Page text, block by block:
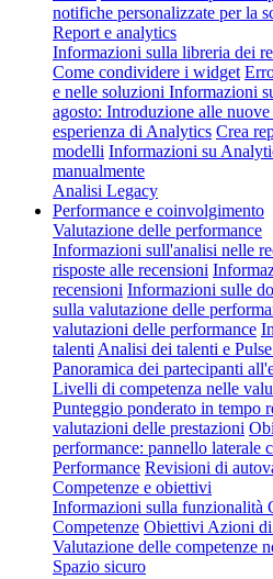
notifiche personalizzate per la
Report e analytics
Informazioni sulla libreria dei
Come condividere i widget
e nelle soluzioni Informazioni
agosto: Introduzione alle nuove
esperienza di Analytics Crea
modelli Informazioni su
manualmente
Analisi Legacy
Performance e coinvolgimento
Valutazione delle performance
Informazioni sull'analisi nelle
risposte alle recensioni
recensioni Informazioni sulle
sulla valutazione delle
valutazioni delle performance
talenti Analisi dei talenti e
Panoramica dei partecipanti
Livelli di competenza nelle
Punteggio ponderato in tempo
valutazioni delle prestazioni
performance: pannello laterale
Performance Revisioni di
Competenze e obiettivi
Informazioni sulla funzionalità
Competenze Obiettivi Azioni
Valutazione delle competenze
Spazio sicuro